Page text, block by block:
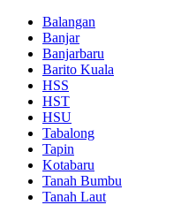
Balangan
Banjar
Banjarbaru
Barito Kuala
HSS
HST
HSU
Tabalong
Tapin
Kotabaru
Tanah Bumbu
Tanah Laut